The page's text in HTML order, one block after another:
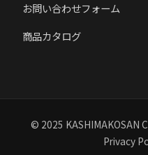
お問い合わせフォーム
商品カタログ
© 2025 KASHIMAKOSAN
Privacy